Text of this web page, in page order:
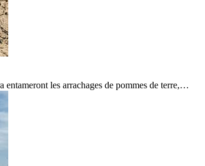
entameront les arrachages de pommes de terre,…